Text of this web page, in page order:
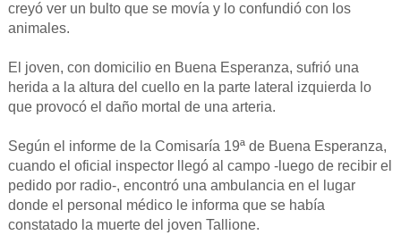
creyó ver un bulto que se movía y lo confundió con los
animales.
El joven, con domicilio en Buena Esperanza, sufrió una
herida a la altura del cuello en la parte lateral izquierda lo
que provocó el daño mortal de una arteria.
Según el informe de la Comisaría 19ª de Buena Esperanza,
cuando el oficial inspector llegó al campo -luego de recibir el
pedido por radio-, encontró una ambulancia en el lugar
donde el personal médico le informa que se había
constatado la muerte del joven Tallione.